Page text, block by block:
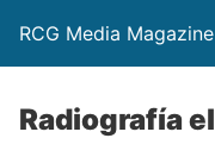
RCG Media Magazine
Radiografía